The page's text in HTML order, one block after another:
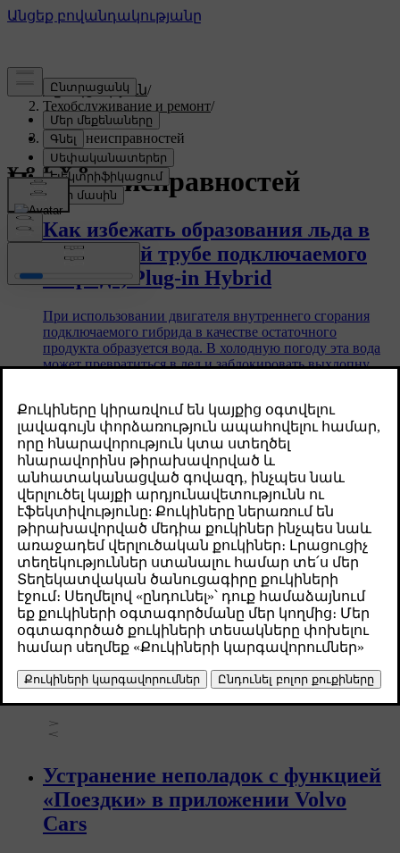
Աջակցություն/
Техобслуживание и ремонт/
Ремонт/
Поиск неисправностей
Поиск неисправностей
Как избежать образования льда в
выхлопной трубе подключаемого
гибрида, Plug-in Hybrid
При использовании двигателя внутреннего сгорания
подключаемого гибрида в качестве остаточного
продукта образуется вода. В холодную погоду эта вода
может превратиться в лед и заблокировать выхлопную
шагов, которые вы можете предпринять, чтобы избежать
этого.
Проблемы, связанные с Volvo ID
В этом разделе приводится описание распространенных
проблем, связанных с Volvo ID, и решения этих
проблем.
Перезапуск центрального
компьютера вашего автомобиля
Вы можете столкнуться с неожиданными проблемами,
связанными с автомобилем, такими как трудности с
запуском или подзарядкой. Перезапуск центрального
ноутбука.
Устранение неполадок с функцией
«Поездки» в приложении Volvo
Cars